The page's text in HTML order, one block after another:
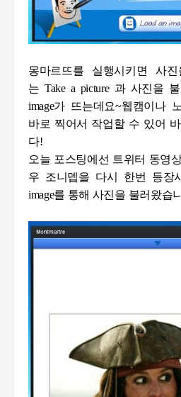
몽마르뜨를 실행시키면 사
는 Take a picture 과 사진을
image가 뜨는데요~웹캠이나
바로 찍어서 작업할 수 있어
다!
오늘 포스팅에선 트위터 동영
우 조니뎁을 다시 한번 등장
image를 통해 사진을 불러왔습